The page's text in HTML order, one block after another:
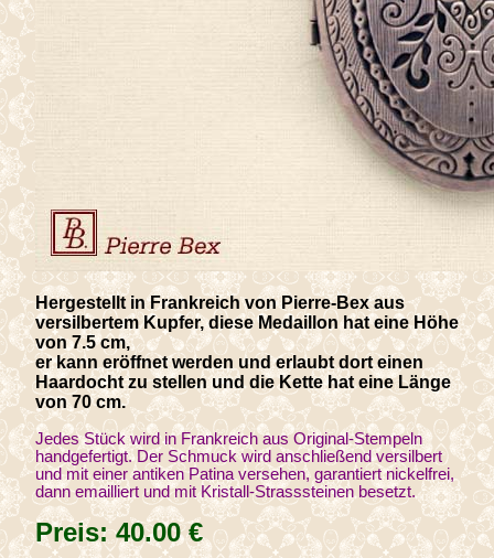
Hergestellt in Frankreich von Pierre-Bex aus
versilbertem Kupfer, diese Medaillon hat eine Höhe
von 7.5 cm,
er kann eröffnet werden und erlaubt dort einen
Haardocht zu stellen und die Kette hat eine Länge
von 70 cm.
Jedes Stück wird in Frankreich aus Original-Stempeln
handgefertigt. Der Schmuck wird anschließend versilbert
und mit einer antiken Patina versehen, garantiert nickelfrei,
dann emailliert und mit Kristall-Strasssteinen besetzt.
Preis:40.00€